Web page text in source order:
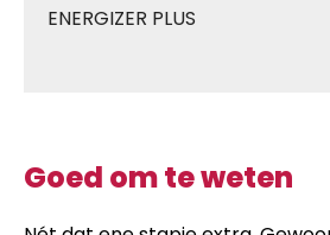
ENERGIZER PLUS
Goed om te weten